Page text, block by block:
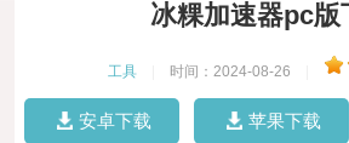
冰粿加速器pc版
工具 时间：2024-08-26
安卓下载 苹果下载